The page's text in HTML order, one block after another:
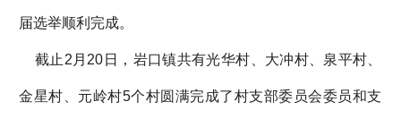
届选举顺利完成。
截止2月20日，岩口镇共有光华村、大冲村、泉平村、
金星村、元岭村5个村圆满完成了村支部委员会委员和支